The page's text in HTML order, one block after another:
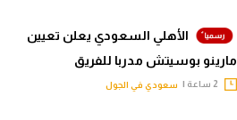
الأهلي السعودي يعلن تعيين
مارينو بوسيتش مدربا للفريق
سعودي في الجول